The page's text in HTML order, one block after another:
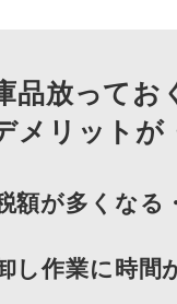
品放ってお
メリットが
額が多くなる
し作業に時間